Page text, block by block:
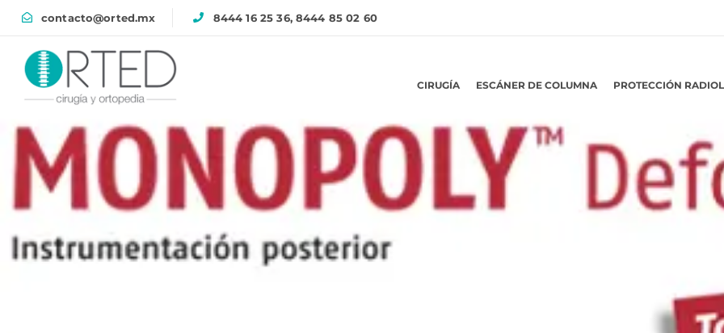
contacto@orted.mx 8444 16 25 36, 8444 85 02 60
CIRUGÍA ESCÁNER DE COLUMNA PROTECCIÓN